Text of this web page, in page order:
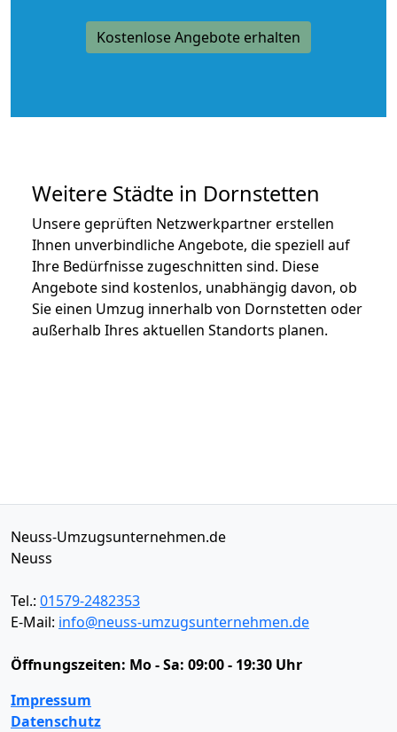
Kostenlose Angebote erhalten
Weitere Städte in Dornstetten
Unsere geprüften Netzwerkpartner erstellen
Ihnen unverbindliche Angebote, die speziell auf
Ihre Bedürfnisse zugeschnitten sind. Diese
Angebote sind kostenlos, unabhängig davon, ob
Sie einen Umzug innerhalb von Dornstetten oder
außerhalb Ihres aktuellen Standorts planen.
Neuss-Umzugsunternehmen.de
Neuss
Tel.: 01579-2482353
E-Mail: info@neuss-umzugsunternehmen.de
Öffnungszeiten: Mo - Sa: 09:00 - 19:30 Uhr
Impressum
Datenschutz